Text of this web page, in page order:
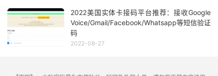
2022美国实体卡接码平台推荐：接收Google
Voice/Gmail/Facebook/Whatsapp等短信验证
码
2022-08-27